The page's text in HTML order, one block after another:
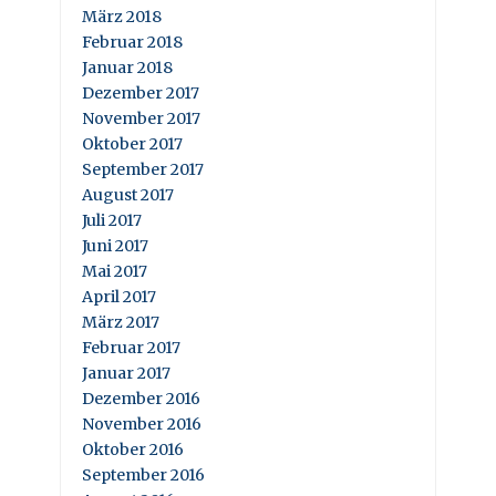
März 2018
Februar 2018
Januar 2018
Dezember 2017
November 2017
Oktober 2017
September 2017
August 2017
Juli 2017
Juni 2017
Mai 2017
April 2017
März 2017
Februar 2017
Januar 2017
Dezember 2016
November 2016
Oktober 2016
September 2016